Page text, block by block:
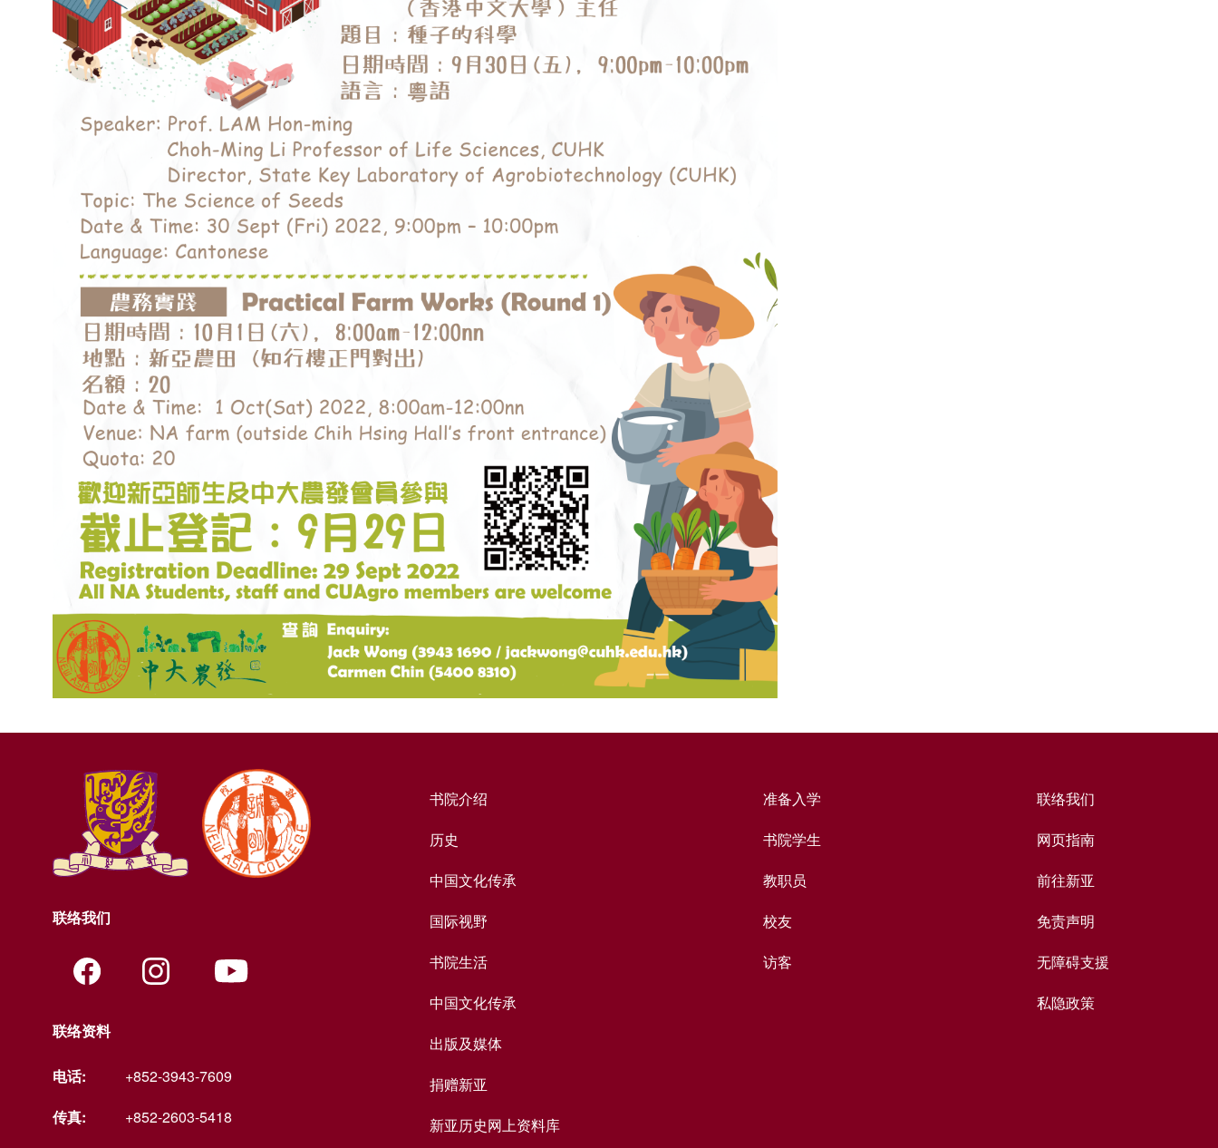
联络我们
联络资料
电话:
+852-3943-7609
传真:
+852-2603-5418
书院介绍
历史
中国文化传承
国际视野
书院生活
中国文化传承
出版及媒体
捐赠新亚
新亚历史网上资料库
准备入学
书院学生
教职员
校友
访客
联络我们
网页指南
前往新亚
免责声明
无障碍支援
私隐政策